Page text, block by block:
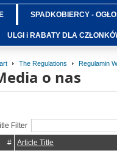
SPADKOBIERCY -
ULGI i RABATY DLA
The Regulations Regulamin
o nas
Filter
#
Article Title